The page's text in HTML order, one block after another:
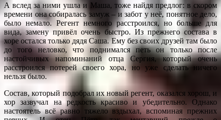
А вслед за ними ушла и Маша, тоже найдя предлог: в скором
времени она собиралась замуж – и забот у неё, понятное дело,
было немало. Регент немного расстроился, но больше для
вида, замену привёл очень быстро. Из прежнего состава в
хоре остался только дядя Саша. Ему без своих друзей там было
до того неловко, что поднимался петь он только после
настойчивых напоминаний отца Сергия, который очень
расстроился потерей своего хора, но уже сделать ничего
нельзя было.
Состав, который подобрал их новый регент, оказался хорош, и
хор зазвучал на редкость красиво и убедительно. Однако
настоятель всё равно тяжело вздыхал, вспоминая прежних